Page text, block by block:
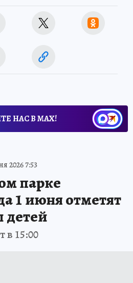
НАС В МАХ!
2026 7:53
парке
1 июня отметят
детей
в 15:00